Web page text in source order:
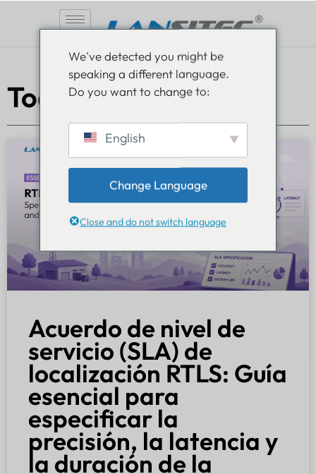
Todos los artículos
Acuerdo de nivel de
servicio (SLA) de
localización RTLS: Guía
esencial para
especificar la
precisión, la latencia y
la duración de la
We've detected you might be
speaking a different language.
Do you want to change to:
English
Change Language
Close and do not switch language